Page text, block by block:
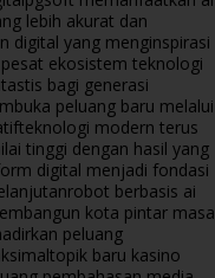
lebih akurat dan
digital yang menginspirasi
ekosistem teknologi
bagi generasi
peluang baru melalui
teknologi modern terus
tinggi dengan hasil yang
digital menjadi fondasi
robot berbasis ai
kota pintar masa
peluang
topik baru kasino